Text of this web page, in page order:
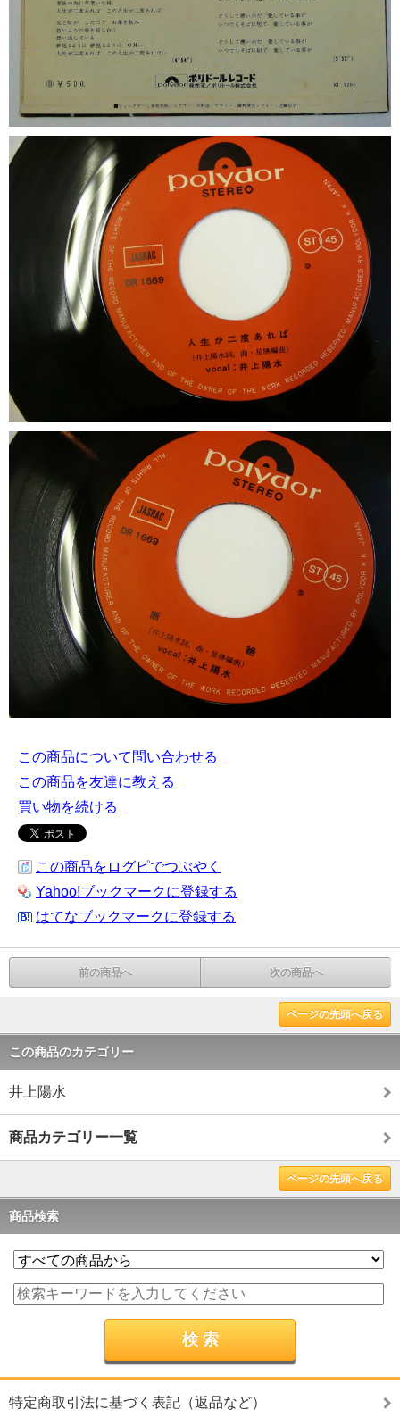
この商品について問い合わせる
この商品を友達に教える
買い物を続ける
この商品をログピでつぶやく
Yahoo!ブックマークに登録する
はてなブックマークに登録する
前の商品へ 次の商品へ
ページの先頭へ戻る
この商品のカテゴリー
井上陽水
商品カテゴリー一覧
ページの先頭へ戻る
商品検索
特定商取引法に基づく表記（返品など）